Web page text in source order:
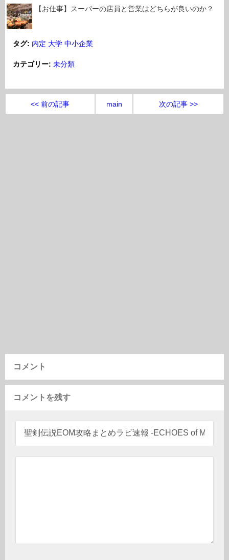
【お仕事】スーパーの店員と営業はどちらが良いのか？
タグ: 内定 大学 中小企業
カテゴリー: 未分類
<< 前の記事 main 次の記事 >>
コメント
コメントを残す